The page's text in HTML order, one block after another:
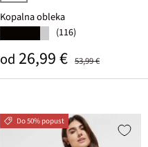
črna
Kopalna obleka
(116)
Prodajna cena
od 26,99 € 53,99 €
Do 50% popust